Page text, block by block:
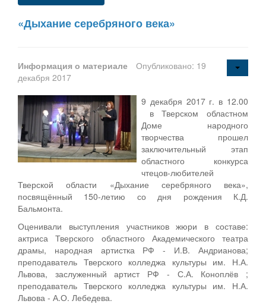
«Дыхание серебряного века»
Информация о материале
Опубликовано: 19
декабря 2017
9 декабря 2017 г. в 12.00
в Тверском областном
Доме народного
творчества прошел
заключительный этап
областного конкурса
чтецов-любителей
Тверской области «Дыхание серебряного века»,
посвящённый 150-летию со дня рождения К.Д.
Бальмонта.
Оценивали выступления участников жюри в составе:
актриса Тверского областного Академического театра
драмы, народная артистка РФ - И.В. Андрианова;
преподаватель Тверского колледжа культуры им. Н.А.
Львова, заслуженный артист РФ - С.А. Коноплёв ;
преподаватель Тверского колледжа культуры им. Н.А.
Львова - А.О. Лебедева.